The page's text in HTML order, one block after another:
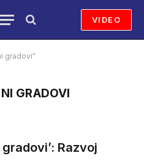
VIDEO
gradovi"
GRADOVI
Razvoj